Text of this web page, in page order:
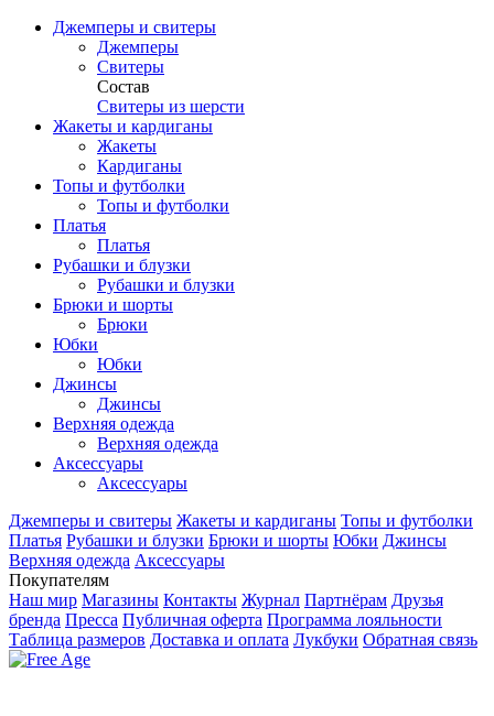
Джемперы и свитеры
Джемперы
Свитеры
Состав
Свитеры из шерсти
Жакеты и кардиганы
Жакеты
Кардиганы
Топы и футболки
Топы и футболки
Платья
Платья
Рубашки и блузки
Рубашки и блузки
Брюки и шорты
Брюки
Юбки
Юбки
Джинсы
Джинсы
Верхняя одежда
Верхняя одежда
Аксесcуары
Аксесcуары
Джемперы и свитеры Жакеты и кардиганы Топы и футболки
Платья Рубашки и блузки Брюки и шорты Юбки Джинсы
Верхняя одежда Аксесcуары
Покупателям
Наш мир Магазины Контакты Журнал Партнёрам Друзья
бренда Пресса Публичная оферта Программа лояльности
Таблица размеров Доставка и оплата Лукбуки Обратная связь